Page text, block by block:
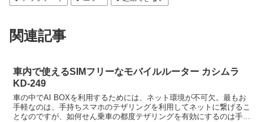
関連記事
車内で使えるSIMフリーなモバイルルーター カシムラ
KD-249
車の中でAI BOXを利用するためには、ネット環境が不可欠。最もお
手軽なのは、手持ちスマホのテザリングを利用してネットに繋げるこ
となのですが、如何せん乗車の都度テザリングを有効にするのは手間